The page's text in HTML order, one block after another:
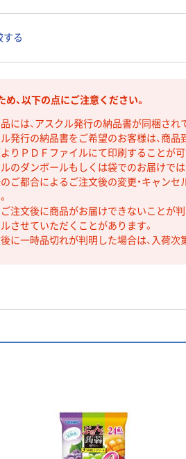
する
め、以下の点にご注意ください。
には、アスクル発行の納品書が同梱され
発行の納品書をご希望のお客様は、商品
りＰＤＦファイルにて印刷することが可
のダンボールもしくは袋でのお届けでは
ご都合によるご注文後の変更・キャンセ
注文後に商品がお届けできないことが
させていただくことがあります。
に一時品切れが判明した場合は、入荷次